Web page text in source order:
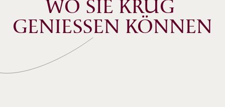
WO SIE KRUG
GENIESSEN KÖNNEN